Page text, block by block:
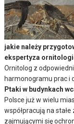
jakie należy
ekspertyza
Ornitolog z
harmonogramu prac i
Ptaki w budynkach
Polsce już w wielu
współpracują na
zajmującymi się